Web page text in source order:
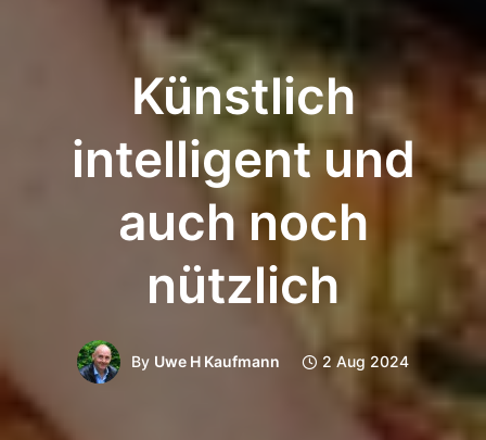
Künstlich
intelligent und
auch noch
nützlich
By Uwe H Kaufmann 2 Aug 2024